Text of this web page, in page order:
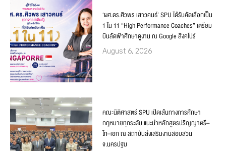
‘ผศ.ดร.ศิวพร เสาวคนธ์’ SPU ได้รับคัดเลือกเป็น
1 ใน 11 “High Performance Coaches” เตรียม
บินลัดฟ้าศึกษาดูงาน ณ Google สิงคโปร์
August 6, 2026
คณะนิติศาสตร์ SPU เปิดเส้นทางการศึกษา
กฎหมายทุกระดับ แนะนำหลักสูตรปริญญาตรี–
โท–เอก ณ สถาบันส่งเสริมงานสอบสวน
จ.นครปฐม